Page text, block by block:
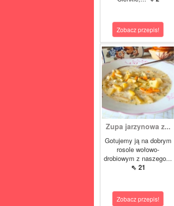
Zobacz przepis!
Zupa jarzynowa z...
Gotujemy ją na dobrym
rosole wołowo-
drobiowym z naszego...
⇖ 21
Zobacz przepis!